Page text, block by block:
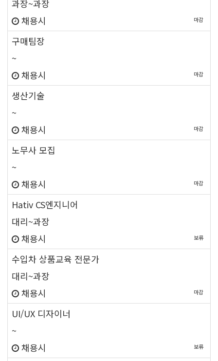
과장~과장
채용시
마감
구매팀장
~
채용시
마감
생산기술
~
채용시
마감
노무사 모집
~
채용시
마감
Hativ CS엔지니어
대리~과장
채용시
보류
수입차 상품교육 전문가
대리~과장
채용시
마감
UI/UX 디자이너
~
채용시
보류